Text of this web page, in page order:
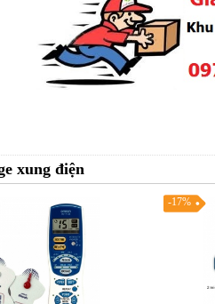
xung điện
-17%